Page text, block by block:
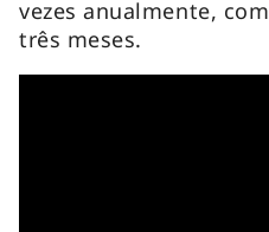
vezes anualmente,
três meses.